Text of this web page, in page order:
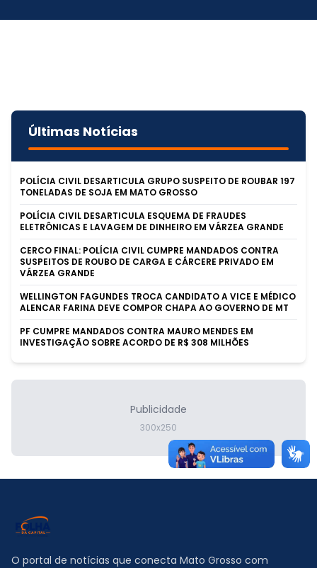
Últimas Notícias
POLÍCIA CIVIL DESARTICULA GRUPO SUSPEITO DE ROUBAR 197
TONELADAS DE SOJA EM MATO GROSSO
POLÍCIA CIVIL DESARTICULA ESQUEMA DE FRAUDES
ELETRÔNICAS E LAVAGEM DE DINHEIRO EM VÁRZEA GRANDE
CERCO FINAL: POLÍCIA CIVIL CUMPRE MANDADOS CONTRA
SUSPEITOS DE ROUBO DE CARGA E CÁRCERE PRIVADO EM
VÁRZEA GRANDE
WELLINGTON FAGUNDES TROCA CANDIDATO A VICE E MÉDICO
ALENCAR FARINA DEVE COMPOR CHAPA AO GOVERNO DE MT
PF CUMPRE MANDADOS CONTRA MAURO MENDES EM
INVESTIGAÇÃO SOBRE ACORDO DE R$ 308 MILHÕES
Publicidade
300x250
O portal de notícias que conecta Mato Grosso com